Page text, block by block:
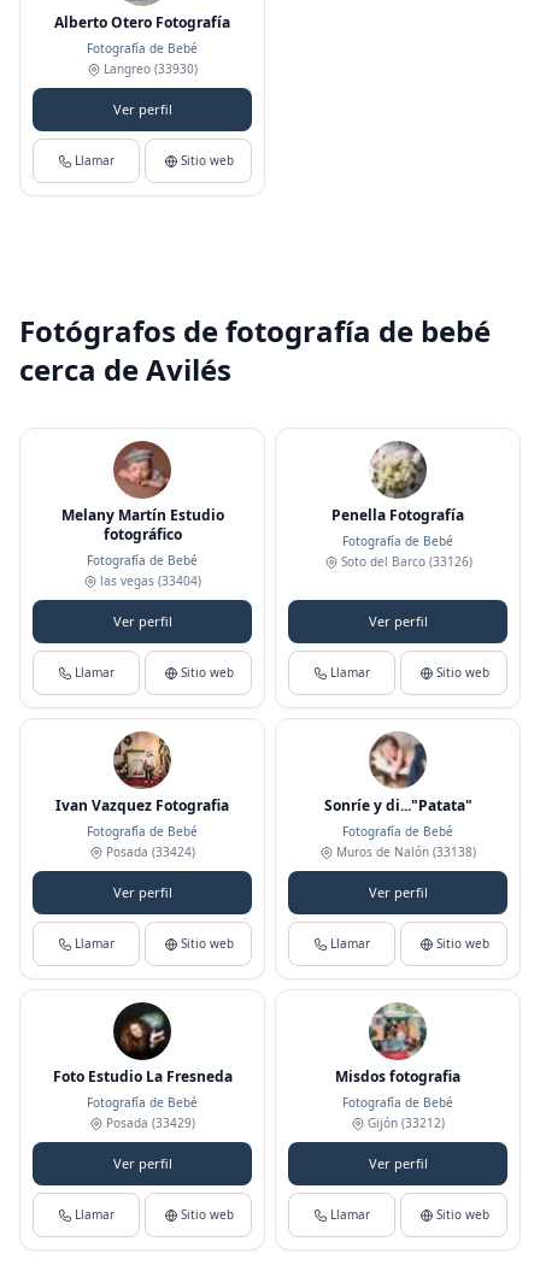
Alberto Otero Fotografía
Fotografía de Bebé
Langreo (33930)
Ver perfil
Llamar Sitio web
Fotógrafos de fotografía de bebé
cerca de Avilés
Melany Martín Estudio
fotográfico
Fotografía de Bebé
las vegas (33404)
Ver perfil
Llamar Sitio web
Penella Fotografía
Fotografía de Bebé
Soto del Barco(33126)
Ver perfil
Llamar Sitio web
Ivan Vazquez Fotografia
Fotografía de Bebé
Posada (33424)
Ver perfil
Llamar Sitio web
Sonríe y di..."Patata"
Fotografía de Bebé
Muros de Nalón (33138)
Ver perfil
Llamar Sitio web
Foto Estudio La Fresneda
Fotografía de Bebé
Posada (33429)
Ver perfil
Llamar Sitio web
Misdos fotografia
Fotografía de Bebé
Gijón (33212)
Ver perfil
Llamar Sitio web